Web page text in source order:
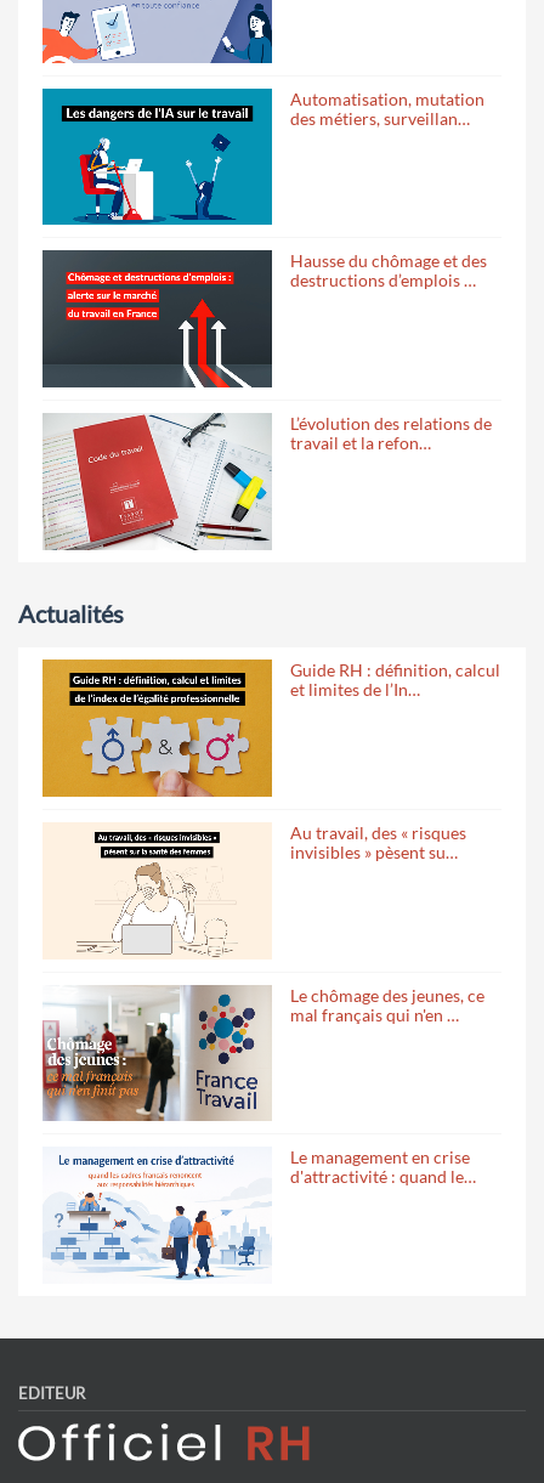
Automatisation, mutation
des métiers, surveillan…
Hausse du chômage et des
destructions d’emplois …
L’évolution des relations de
travail et la refon…
Actualités
Guide RH : définition, calcul
et limites de l’In…
Au travail, des « risques
invisibles » pèsent su…
Le chômage des jeunes, ce
mal français qui n'en …
Le management en crise
d'attractivité : quand le…
EDITEUR